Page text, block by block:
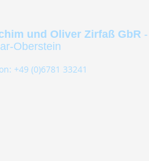
und Oliver Zirfaß GbR
Oberstein
+49 (0)6781 33241